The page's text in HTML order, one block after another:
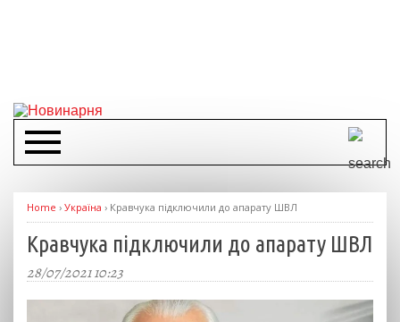
Home › Україна › Кравчука підключили до апарату ШВЛ
Кравчука підключили до апарату ШВЛ
28/07/2021 10:23